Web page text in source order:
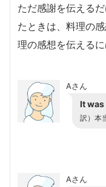
ただ感謝を伝える
たときは、料理の
理の感想を伝える
Aさん
It
訳） 本
Aさん